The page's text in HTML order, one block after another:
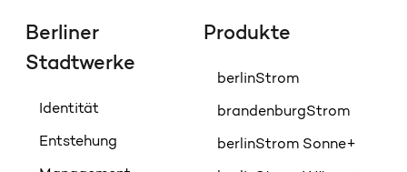
Berliner
Stadtwerke
Identität
Entstehung
Produkte
berlinStrom
brandenburgStrom
berlinStrom Sonne+